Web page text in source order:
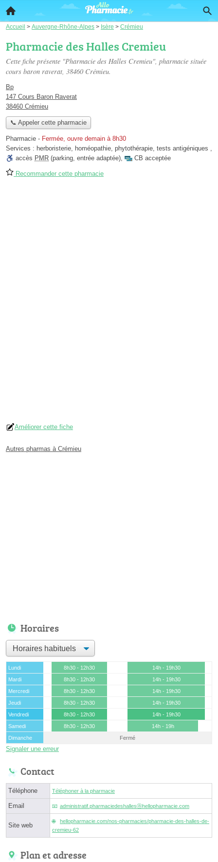
Accueil > Auvergne-Rhône-Alpes > Isère > Crémieu
Pharmacie des Halles Cremieu
Cette fiche présente "Pharmacie des Halles Cremieu", pharmacie située
cours baron raverat, 38460 Crémieu.
Bp
147 Cours Baron Raverat
38460 Crémieu
📞 Appeler cette pharmacie
Pharmacie - Fermée, ouvre demain à 8h30
Services : herboristerie, homéopathie, phytothérapie, tests antigéniques ,
accès PMR (parking, entrée adaptée), CB acceptée
Recommander cette pharmacie
Améliorer cette fiche
Autres pharmas à Crémieu
Horaires
Lundi 8h30 - 12h30
14h - 19h30
Mardi
8h30 - 12h30
14h - 19h30
Mercredi
8h30 - 12h30
14h - 19h30
Jeudi
8h30 - 12h30
14h - 19h30
Vendredi
8h30 - 12h30
14h - 19h30
Samedi
8h30 - 12h30
14h - 19h
Dimanche
Fermé
Signaler une erreur
Contact
Téléphone Téléphoner à la pharmacie
Email administratif.pharmaciedeshallesⓐhellopharmacie.com
Site web
hellopharmacie.com/nos-pharmacies/pharmacie-des-halles-de-
cremieu-62
Plan et adresse